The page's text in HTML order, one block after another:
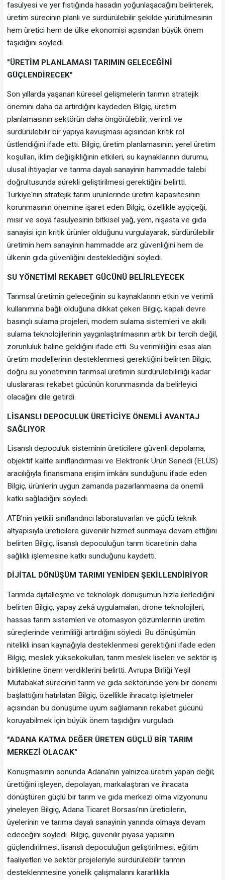
fasulyesi ve yer fıstığında hasadın yoğunlaşacağını belirterek,
üretim sürecinin planlı ve sürdürülebilir şekilde yürütülmesinin
hem üretici hem de ülke ekonomisi açısından büyük önem
taşıdığını söyledi.
"ÜRETİM PLANLAMASI TARIMIN GELECEĞİNİ
GÜÇLENDİRECEK"
Son yıllarda yaşanan küresel gelişmelerin tarımın stratejik
önemini daha da artırdığını kaydeden Bilgiç, üretim
planlamasının sektörün daha öngörülebilir, verimli ve
sürdürülebilir bir yapıya kavuşması açısından kritik rol
üstlendiğini ifade etti. Bilgiç, üretim planlamasının; yerel üretim
koşulları, iklim değişikliğinin etkileri, su kaynaklarının durumu,
ulusal ihtiyaçlar ve tarıma dayalı sanayinin hammadde talebi
doğrultusunda sürekli geliştirilmesi gerektiğini belirtti.
Türkiye'nin stratejik tarım ürünlerinde üretim kapasitesinin
korunmasının önemine işaret eden Bilgiç, özellikle ayçiçeği,
mısır ve soya fasulyesinin bitkisel yağ, yem, nişasta ve gıda
sanayisi için kritik ürünler olduğunu vurgulayarak, sürdürülebilir
üretimin hem sanayinin hammadde arz güvenliğini hem de
ülkenin gıda güvenliğini desteklediğini söyledi.
SU YÖNETİMİ REKABET GÜCÜNÜ BELİRLEYECEK
Tarımsal üretimin geleceğinin su kaynaklarının etkin ve verimli
kullanımına bağlı olduğuna dikkat çeken Bilgiç, kapalı devre
basınçlı sulama projeleri, modern sulama sistemleri ve akıllı
sulama teknolojilerinin yaygınlaştırılmasının artık bir tercih değil,
zorunluluk haline geldiğini ifade etti. Su verimliliğini esas alan
üretim modellerinin desteklenmesi gerektiğini belirten Bilgiç,
doğru su yönetiminin tarımsal üretimin sürdürülebilirliği kadar
uluslararası rekabet gücünün korunmasında da belirleyici
olacağını dile getirdi.
LİSANSLI DEPOCULUK ÜRETİCİYE ÖNEMLİ AVANTAJ
SAĞLIYOR
Lisanslı depoculuk sisteminin üreticilere güvenli depolama,
objektif kalite sınıflandırması ve Elektronik Ürün Senedi (ELÜS)
aracılığıyla finansmana erişim imkânı sunduğunu ifade eden
Bilgiç, ürünlerin uygun zamanda pazarlanmasına da önemli
katkı sağladığını söyledi.
ATB'nin yetkili sınıflandırıcı laboratuvarları ve güçlü teknik
altyapısıyla üreticilere güvenilir hizmet sunmaya devam ettiğini
belirten Bilgiç, lisanslı depoculuğun tarım ticaretinin daha
sağlıklı işlemesine katkı sunduğunu kaydetti.
DİJİTAL DÖNÜŞÜM TARIMI YENİDEN ŞEKİLLENDİRİYOR
Tarımda dijitalleşme ve teknolojik dönüşümün hızla ilerlediğini
belirten Bilgiç, yapay zekâ uygulamaları, drone teknolojileri,
hassas tarım sistemleri ve otomasyon çözümlerinin üretim
süreçlerinde verimliliği artırdığını söyledi. Bu dönüşümün
nitelikli insan kaynağıyla desteklenmesi gerektiğini ifade eden
Bilgiç, meslek yüksekokulları, tarım meslek liseleri ve sektör iş
birliklerine önem verdiklerini belirtti. Avrupa Birliği Yeşil
Mutabakat sürecinin tarım ve gıda sektöründe yeni bir dönemi
başlattığını hatırlatan Bilgiç, özellikle ihracatçı işletmeler
açısından bu dönüşüme uyum sağlamanın rekabet gücünü
koruyabilmek için büyük önem taşıdığını vurguladı.
"ADANA KATMA DEĞER ÜRETEN GÜÇLÜ BİR TARIM
MERKEZİ OLACAK"
Konuşmasının sonunda Adana'nın yalnızca üretim yapan değil;
ürettiğini işleyen, depolayan, markalaştıran ve ihracata
dönüştüren güçlü bir tarım ve gıda merkezi olma vizyonunu
yineleyen Bilgiç, Adana Ticaret Borsası'nın üreticilerin,
üyelerinin ve tarıma dayalı sanayinin yanında olmaya devam
edeceğini söyledi. Bilgiç, güvenilir piyasa yapısının
güçlendirilmesi, lisanslı depoculuğun geliştirilmesi, eğitim
faaliyetleri ve sektör projeleriyle sürdürülebilir tarımın
desteklenmesine yönelik çalışmalarını kararlılıkla